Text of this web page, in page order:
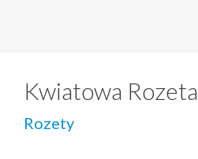
Kwiatowa Rozeta
Rozety